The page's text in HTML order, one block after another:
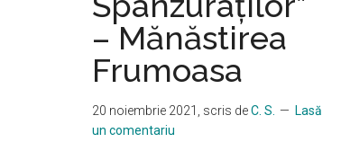
– Mănăstirea
Frumoasa
20 noiembrie 2021 , scris deC. S.
Lasă
un comentariu